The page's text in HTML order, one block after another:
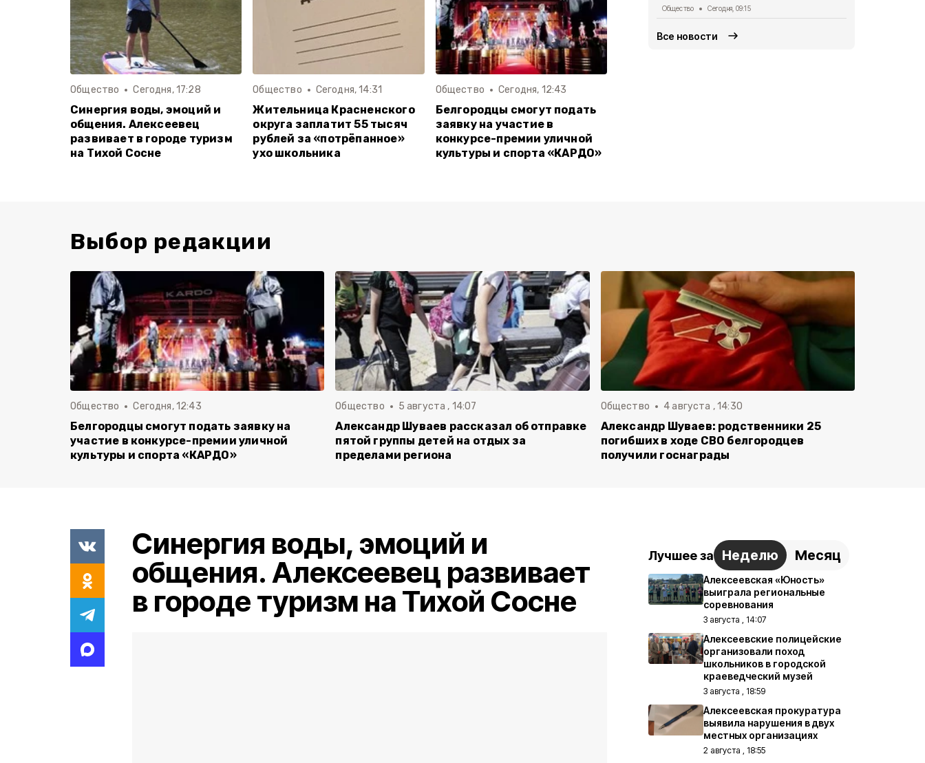
Общество Сегодня, 17:28
Синергия воды, эмоций и
общения. Алексеевец
развивает в городе туризм
на Тихой Сосне
Общество Сегодня, 14:31
Жительница Красненского
округа заплатит 55 тысяч
рублей за «потрёпанное»
ухо школьника
Общество Сегодня, 12:43
Белгородцы смогут подать
заявку на участие в
конкурсе-премии уличной
культуры и спорта «КАРДО»
Общество Сегодня, 09:15
Все новости
Выбор редакции
Общество Сегодня, 12:43
Белгородцы смогут подать заявку на
участие в конкурсе-премии уличной
культуры и спорта «КАРДО»
Общество 5 августа , 14:07
Александр Шуваев рассказал об отправке
пятой группы детей на отдых за
пределами региона
Общество 4 августа , 14:30
Александр Шуваев: родственники 25
погибших в ходе СВО белгородцев
получили госнаграды
Синергия воды, эмоций и
общения. Алексеевец развивает
в городе туризм на Тихой Сосне
Лучшее за Неделю Месяц
Алексеевская «Юность»
выиграла региональные
соревнования
3 августа , 14:07
Алексеевские полицейские
организовали поход
школьников в городской
краеведческий музей
3 августа , 18:59
Алексеевская прокуратура
выявила нарушения в двух
местных организациях
2 августа , 18:55